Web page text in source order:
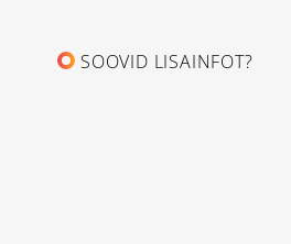
SOOVID LISAINFOT?